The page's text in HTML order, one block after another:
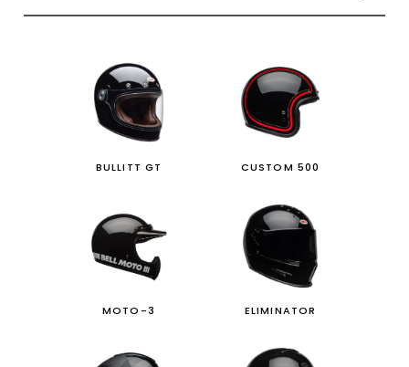
BULLITT GT CUSTOM 500
MOTO-3 ELIMINATOR